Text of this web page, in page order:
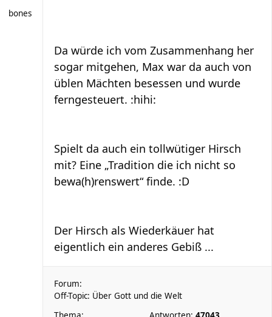
bones
Da würde ich vom Zusammenhang her
sogar mitgehen, Max war da auch von
üblen Mächten besessen und wurde
ferngesteuert. :hihi:
Spielt da auch ein tollwütiger Hirsch
mit? Eine „Tradition die ich nicht so
bewa(h)renswert“ finde. :D
Der Hirsch als Wiederkäuer hat
eigentlich ein anderes Gebiß ...
Forum:
Off-Topic: Über Gott und die Welt